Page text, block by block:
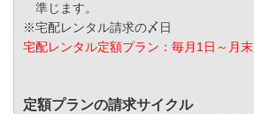
準じます。
※宅配レンタル請求の〆日
宅配レンタル定額プラン：毎月1日～月末
定額プランの請求サイクル